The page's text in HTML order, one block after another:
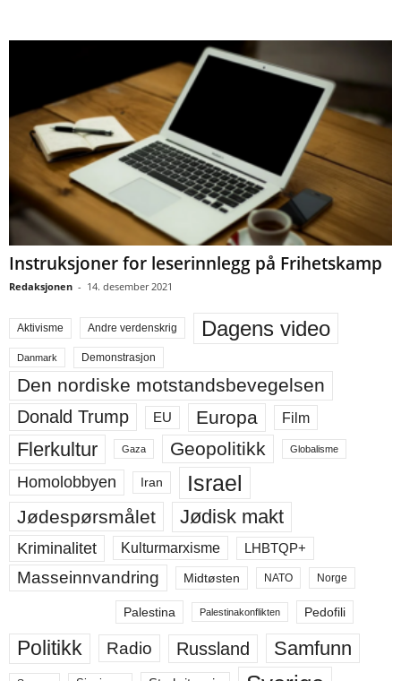
Instruksjoner for leserinnlegg på Frihetskamp
Redaksjonen - 14. desember 2021
Aktivisme Andre verdenskrig Dagens video
Danmark Demonstrasjon
Den nordiske motstandsbevegelsen
Donald Trump EU Europa Film
Flerkultur Gaza Geopolitikk Globalisme
Homolobbyen Iran Israel
Jødespørsmålet Jødisk makt
Kriminalitet Kulturmarxisme LHBTQP+
Masseinnvandring Midtøsten NATO Norge
Palestina Palestinakonflikten Pedofili
Politikk Radio Russland Samfunn